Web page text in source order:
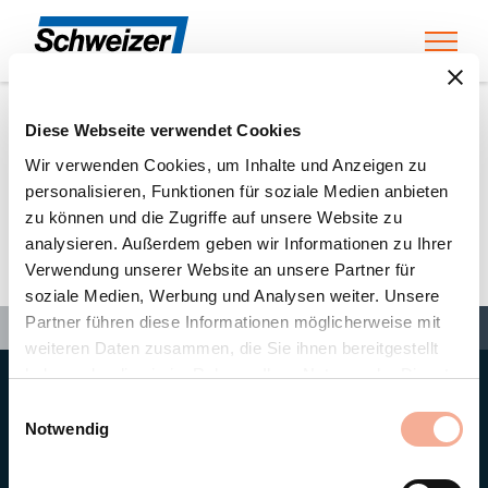
Diese Webseite verwendet Cookies
Wir verwenden Cookies, um Inhalte und Anzeigen zu
personalisieren, Funktionen für soziale Medien anbieten
zu können und die Zugriffe auf unsere Website zu
analysieren. Außerdem geben wir Informationen zu Ihrer
Verwendung unserer Website an unsere Partner für
soziale Medien, Werbung und Analysen weiter. Unsere
Partner führen diese Informationen möglicherweise mit
weiteren Daten zusammen, die Sie ihnen bereitgestellt
haben oder die sie im Rahmen Ihrer Nutzung der Dienste
Notwendig
Home Partners Holzeffizienzhaus einfacherbauen UG
Holzeffizienzhaus
einfacherbauen UG
Search
Search Search
Home» Partners»Holzeffizienzhaus einfacherbauen UG
Ernst Schweizer AG
Bahnhofplatz 11